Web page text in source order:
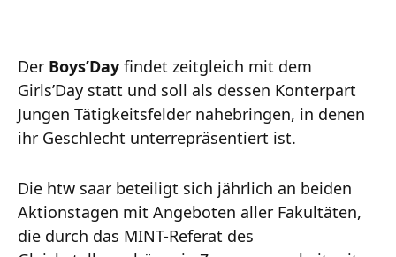
Der Boys’Day findet zeitgleich mit dem
Girls’Day statt und soll als dessen Konterpart
Jungen Tätigkeitsfelder nahebringen, in denen
ihr Geschlecht unterrepräsentiert ist.
Die htw saar beteiligt sich jährlich an beiden
Aktionstagen mit Angeboten aller Fakultäten,
die durch das MINT-Referat des